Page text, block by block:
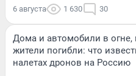
6 августа 1 630 30
Дома и автомобили в
жители погибли: что
налетах дронов на Россию